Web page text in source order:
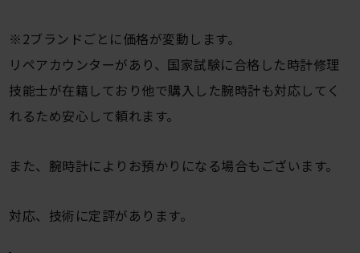
※2ブランドごとに価格が変動します。
リペアカウンターがあり、国家試験に合格した時計修理
技能士が在籍しており他で購入した腕時計も対応してく
れるため安心して頼れます。
また、腕時計によりお預かりになる場合もございます。
対応、技術に定評があります。